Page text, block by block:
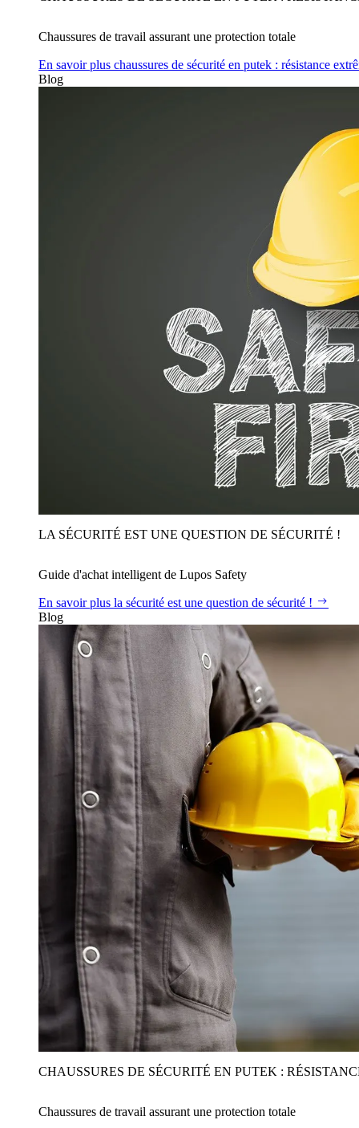
Chaussures de travail assurant une protection totale
En savoir plus chaussures de sécurité en putek : résistance
Blog
LA SÉCURITÉ EST UNE QUESTION DE SÉCURITÉ !
Guide d'achat intelligent de Lupos Safety
En savoir plus la sécurité est une question de sécurité !
Blog
CHAUSSURES DE SÉCURITÉ EN PUTEK :
Chaussures de travail assurant une protection totale